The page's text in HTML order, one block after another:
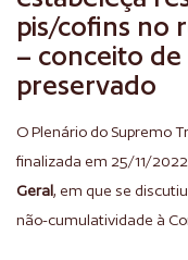
pis/cofins no
– conceito
preservado
O Plenário do Supremo
finalizada em 25/11/
Geral, em que se
não-cumulatividade à